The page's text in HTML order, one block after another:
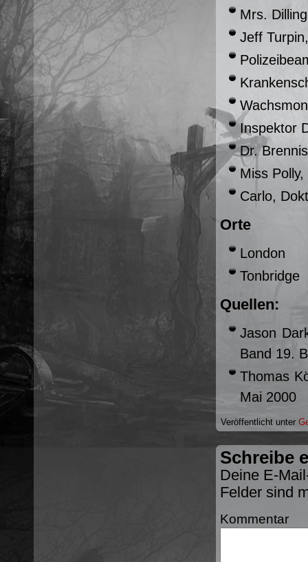
Mrs.
Jeff
Inspektor
Dr.
Miss
Carlo,
Orte
London
Tonbridge
Quellen:
Jason
Band 19.
Thomas
Mai 2000
Veröffentlicht unter
Schreibe
Deine E-
Felder sind
Kommentar